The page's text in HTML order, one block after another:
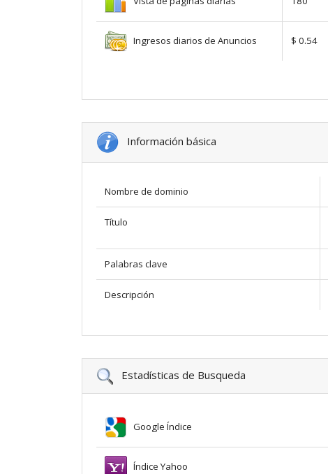
Ingresos diarios de Anuncios $ 0.54
Información básica
Nombre de dominio
Título
Palabras clave
Descripción
Estadísticas de Busqueda
Google Índice
Índice Yahoo